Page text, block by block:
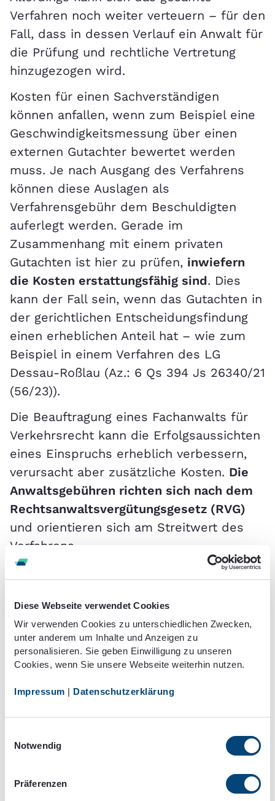
Diese Webseite verwendet Cookies
Wir verwenden Cookies zu unterschiedlichen Zwecken,
unter anderem um Inhalte und Anzeigen zu
personalisieren. Sie geben Einwilligung zu unseren
Cookies, wenn Sie unsere Webseite weiterhin nutzen.
Impressum | Datenschutzerklärung
Notwendig
Präferenzen
Verfahren noch weiter verteuern – für den
Fall, dass in dessen Verlauf ein Anwalt für
die Prüfung und rechtliche Vertretung
hinzugezogen wird.
Kosten für einen Sachverständigen
können anfallen, wenn zum Beispiel eine
Geschwindigkeitsmessung über einen
externen Gutachter bewertet werden
muss. Je nach Ausgang des Verfahrens
können diese Auslagen als
Verfahrensgebühr dem Beschuldigten
auferlegt werden. Gerade im
Zusammenhang mit einem privaten
Gutachten ist hier zu prüfen, inwiefern
die Kosten erstattungsfähig sind. Dies
kann der Fall sein, wenn das Gutachten in
der gerichtlichen Entscheidungsfindung
einen erheblichen Anteil hat – wie zum
Beispiel in einem Verfahren des LG
Dessau-Roßlau (Az.: 6 Qs 394 Js 26340/21
(56/23)).
Die Beauftragung eines Fachanwalts für
Verkehrsrecht kann die Erfolgsaussichten
eines Einspruchs erheblich verbessern,
verursacht aber zusätzliche Kosten. Die
Anwaltsgebühren richten sich nach dem
Rechtsanwaltsvergütungsgesetz (RVG)
und orientieren sich am Streitwert des
Verfahrens.
Anwaltskosten basieren auf dem
Streitwert, der über die Höhe des
Bußgeldes sowie verhängter Punkte
und Fahrverbote festgelegt wird. Euro
Gebühren richtet sich nach dem
Rechtsanwaltsvergütungsgesetz (RVG)
und legt Sätze für das Honorar der
rechtlichen Vertretung fest.